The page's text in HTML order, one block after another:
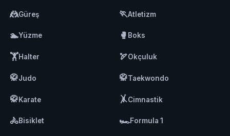
🤼Güreş 🏃Atletizm
🏊Yüzme 🥊 Boks
🏋️Halter 🏹Okçuluk
🥋Judo 🥋Taekwondo
🥋Karate 🤸Cimnastik
🚴Bisiklet 🏎️Formula 1